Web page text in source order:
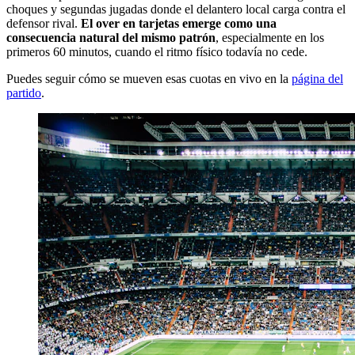
choques y segundas jugadas donde el delantero local carga contra el
defensor rival. El over en tarjetas emerge como una
consecuencia natural del mismo patrón, especialmente en los
primeros 60 minutos, cuando el ritmo físico todavía no cede.
Puedes seguir cómo se mueven esas cuotas en vivo en la página del
partido.